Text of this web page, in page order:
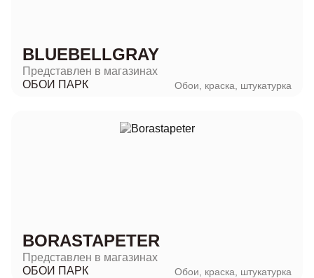
BLUEBELLGRAY
Представлен в магазинах
ОБОИ ПАРК
Обои, краска, штукатурка
BORASTAPETER
Представлен в магазинах
ОБОИ ПАРК
Обои, краска, штукатурка